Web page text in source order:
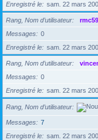
Enregistré le
sam. 22 mars
Rang, Nom d’utilisateur
rmc59
Messages
0
Enregistré le
sam. 22 mars
Rang, Nom d’utilisateur
Messages
0
Enregistré le
sam. 22 mars
Rang, Nom d’utilisateur
Messages
7
Enregistré le
sam. 22 mars